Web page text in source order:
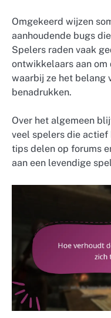
Omgekeerd wijzen
aanhoudende bugs
Spelers raden vaak
ontwikkelaars aan om
waarbij ze het belang
benadrukken.
Over het algemeen
veel spelers die actief
tips delen op forums
aan een levendige